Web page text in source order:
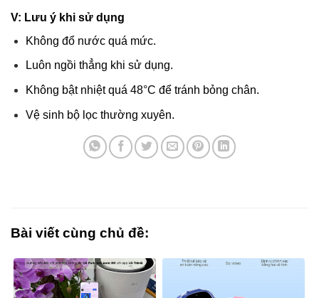
V: Lưu ý khi sử dụng
Không đổ nước quá mức.
Luôn ngồi thẳng khi sử dụng.
Không bật nhiệt quá 48°C để tránh bỏng chân.
Vệ sinh bộ lọc thường xuyên.
Bài viết cùng chủ đề: